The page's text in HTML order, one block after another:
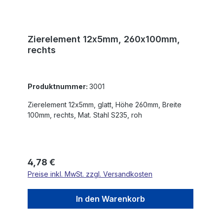
Zierelement 12x5mm, 260x100mm,
rechts
Produktnummer: 3001
Zierelement 12x5mm, glatt, Höhe 260mm, Breite
100mm, rechts, Mat. Stahl S235, roh
Regulärer Preis:
4,78 €
Preise inkl. MwSt. zzgl. Versandkosten
In den Warenkorb